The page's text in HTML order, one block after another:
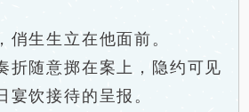
生生立在他面前。
随意掷在案上，隐约可见
宴饮接待的呈报。